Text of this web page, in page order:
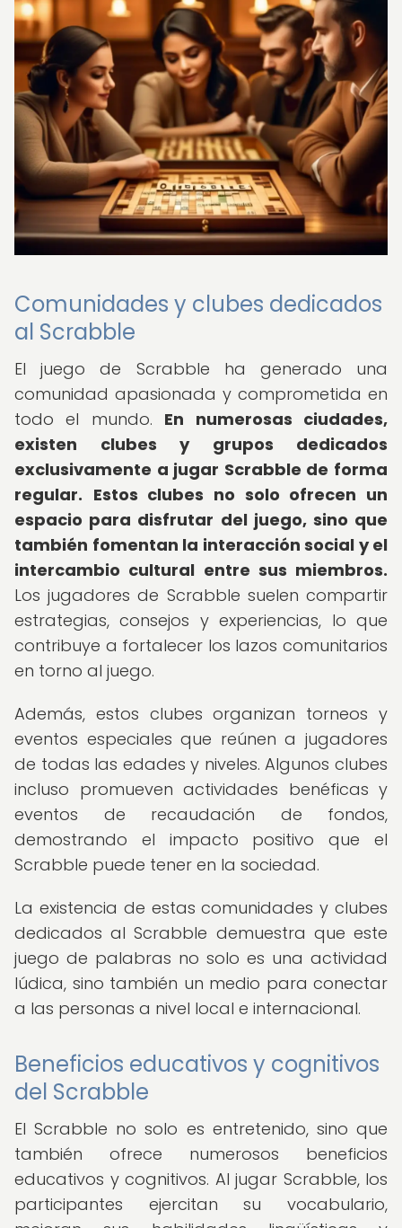
Comunidades y clubes dedicados
al Scrabble
El juego de Scrabble ha generado una
comunidad apasionada y comprometida en
todo el mundo. En numerosas ciudades,
existen clubes y grupos dedicados
exclusivamente a jugar Scrabble de forma
regular. Estos clubes no solo ofrecen un
espacio para disfrutar del juego, sino que
también fomentan la interacción social y el
intercambio cultural entre sus miembros.
Los jugadores de Scrabble suelen compartir
estrategias, consejos y experiencias, lo que
contribuye a fortalecer los lazos comunitarios
en torno al juego.
Además, estos clubes organizan torneos y
eventos especiales que reúnen a jugadores
de todas las edades y niveles. Algunos clubes
incluso promueven actividades benéficas y
eventos de recaudación de fondos,
demostrando el impacto positivo que el
Scrabble puede tener en la sociedad.
La existencia de estas comunidades y clubes
dedicados al Scrabble demuestra que este
juego de palabras no solo es una actividad
lúdica, sino también un medio para conectar
a las personas a nivel local e internacional.
Beneficios educativos y cognitivos
del Scrabble
El Scrabble no solo es entretenido, sino que
también ofrece numerosos beneficios
educativos y cognitivos. Al jugar Scrabble, los
participantes ejercitan su vocabulario,